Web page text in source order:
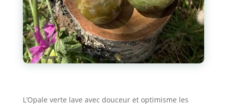
L’Opale verte lave avec douceur et optimisme les